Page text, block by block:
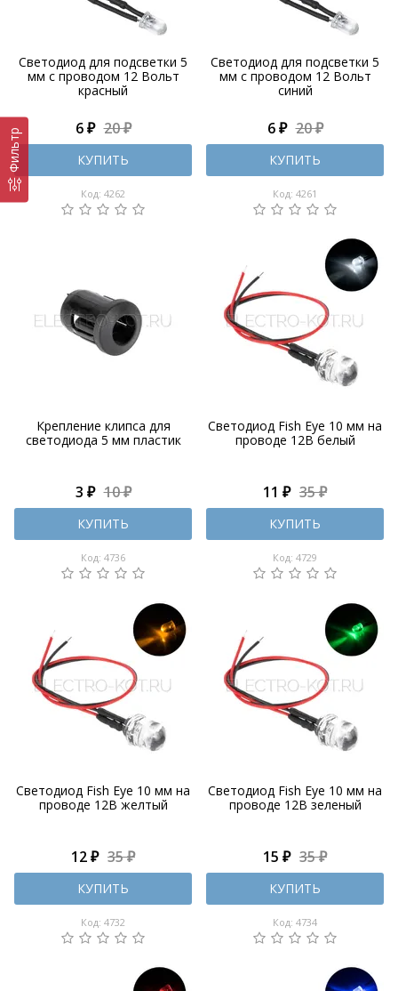
Светодиод для подсветки 5
мм с проводом 12 Вольт
красный
6 ₽ 20 ₽
КУПИТЬ
Код: 4262
Светодиод для подсветки 5
мм с проводом 12 Вольт
синий
6 ₽ 20 ₽
КУПИТЬ
Код: 4261
Крепление клипса для
светодиода 5 мм пластик
3 ₽ 10 ₽
КУПИТЬ
Код: 4736
Светодиод Fish Eye 10 мм на
проводе 12В белый
11 ₽ 35 ₽
КУПИТЬ
Код: 4729
Светодиод Fish Eye 10 мм на
проводе 12В желтый
12 ₽ 35 ₽
КУПИТЬ
Код: 4732
Светодиод Fish Eye 10 мм на
проводе 12В зеленый
15 ₽ 35 ₽
КУПИТЬ
Код: 4734
Фильтр